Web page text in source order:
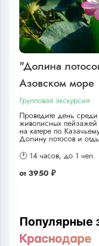
"Долина
Азовском море
Групповая экскурсия
Проведите день
живописных пейзажей
на катере по
Долину лотосов и
🕐 14 часов, до 1 чел.
от 3950 ₽
Популярные
Краснодаре